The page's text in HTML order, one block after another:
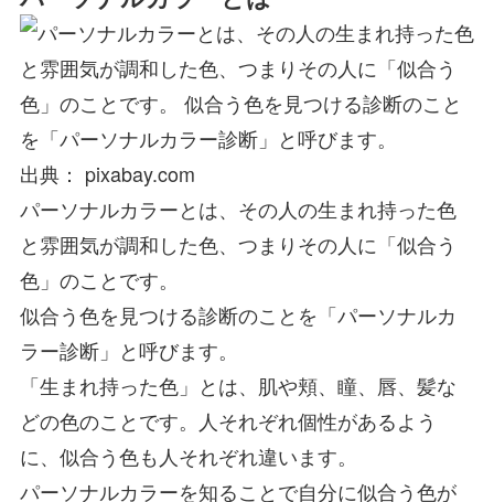
出典： pixabay.com
パーソナルカラーとは、その人の生まれ持った色
と雰囲気が調和した色、つまりその人に「似合う
色」のことです。
似合う色を見つける診断のことを「パーソナルカ
ラー診断」と呼びます。
「生まれ持った色」とは、肌や頬、瞳、唇、髪な
どの色のことです。人それぞれ個性があるよう
に、似合う色も人それぞれ違います。
パーソナルカラーを知ることで自分に似合う色が